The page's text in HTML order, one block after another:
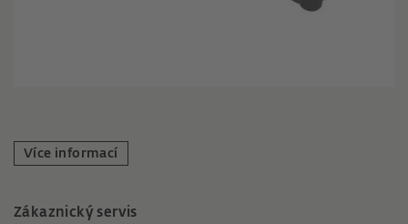
Více informací
Zákaznický servis